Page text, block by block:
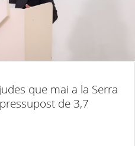
que mai a la Serra
de 3,7